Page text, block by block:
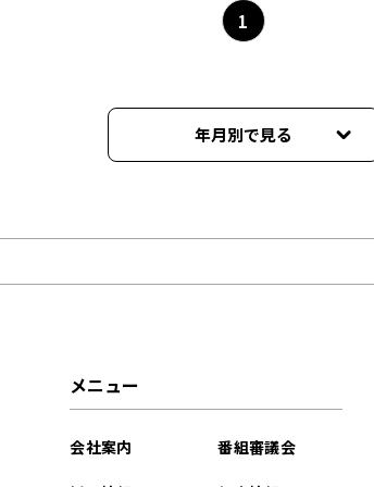
1
年月別で見る
2026年02月
2026年01月
メニュー
会社案内 番組審議会